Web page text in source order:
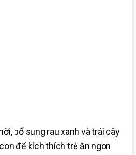
bổ sung rau xanh và trái cây
để kích thích trẻ ăn ngon